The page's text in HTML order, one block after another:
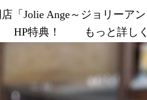
「Jolie Ange～ジョリーアン
HP特典！ もっと詳し